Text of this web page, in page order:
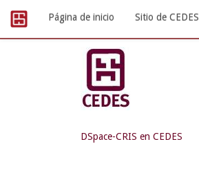
navigation
Página de inicio Sitio de CEDES
DSpace-CRIS en CEDES